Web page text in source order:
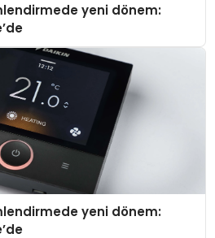
yeni dönem:
yeni dönem: